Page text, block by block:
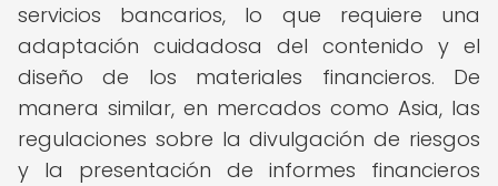
servicios bancarios, lo que requiere una
adaptación cuidadosa del contenido y el
diseño de los materiales financieros. De
manera similar, en mercados como Asia, las
regulaciones sobre la divulgación de riesgos
y la presentación de informes financieros